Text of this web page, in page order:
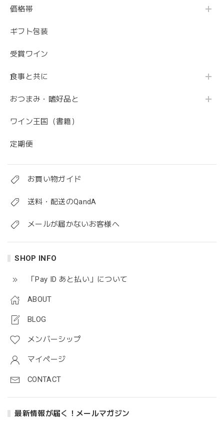
価格帯
ギフト包装
受賞ワイン
食事と共に
おつまみ・嗜好品と
ワイン王国（書籍）
定期便
お買い物ガイド
送料・配送のQandA
メールが届かないお客様へ
SHOP INFO
「Pay ID あと払い」について
ABOUT
BLOG
メンバーシップ
マイページ
CONTACT
最新情報が届く！メールマガジン